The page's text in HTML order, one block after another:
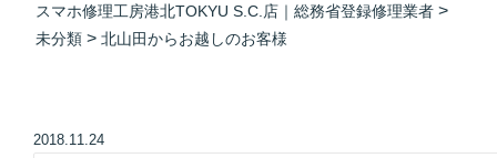
スマホ修理工房港北TOKYU S.C.店｜総務省登録修理業者 >
未分類 > 北山田からお越しのお客様
2018.11.24